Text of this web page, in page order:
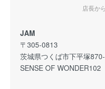
店長か
JAM
〒305-0813
茨城県つくば市下平塚
SENSE OF WONDER102